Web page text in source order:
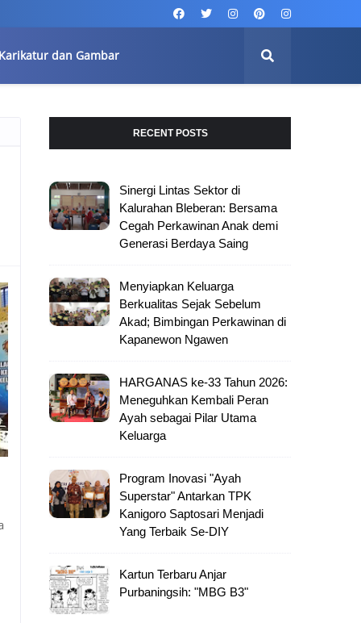
dan Gambar
RECENT POSTS
Sinergi Lintas Sektor di
Kalurahan Bleberan: Bersama
Cegah Perkawinan Anak demi
Generasi Berdaya Saing
Menyiapkan Keluarga
Berkualitas Sejak Sebelum
Akad; Bimbingan Perkawinan di
Kapanewon Ngawen
HARGANAS ke-33 Tahun 2026:
Meneguhkan Kembali Peran
Ayah sebagai Pilar Utama
Keluarga
Program Inovasi "Ayah
Superstar" Antarkan TPK
Kanigoro Saptosari Menjadi
Yang Terbaik Se-DIY
Kartun Terbaru Anjar
Purbaningsih: "MBG B3"